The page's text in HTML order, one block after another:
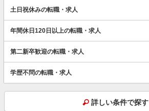
土日祝休みの転職・求人
年間休日120日以上の転職・求人
第二新卒歓迎の転職・求人
学歴不問の転職・求人
詳しい条件で探す